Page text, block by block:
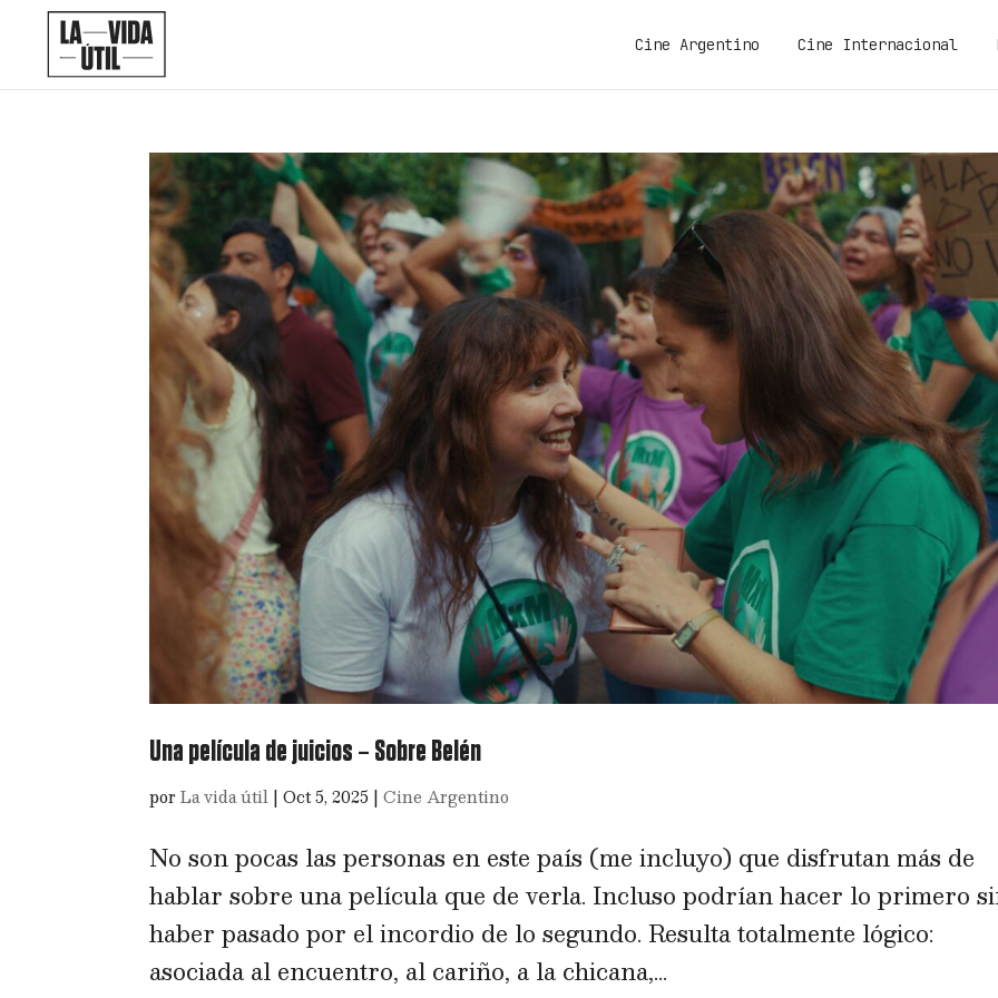
Cine Argentino Cine Internacional
Una película de juicios – Sobre Belén
porLa vida útil |Oct 5, 2025 |Cine Argentino
No son pocas las personas en este país (me incluyo) que disfrutan más de
hablar sobre una película que de verla. Incluso podrían hacer lo primero
haber pasado por el incordio de lo segundo. Resulta totalmente lógico:
asociada al encuentro, al cariño, a la chicana,...